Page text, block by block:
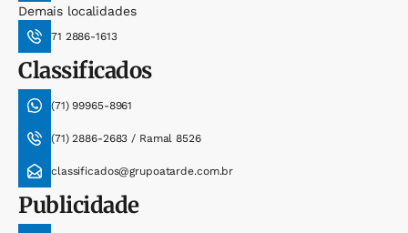
Demais localidades
71 2886-1613
Classificados
(71) 99965-8961
(71) 2886-2683 / Ramal 8526
classificados@grupoatarde.com.br
Publicidade